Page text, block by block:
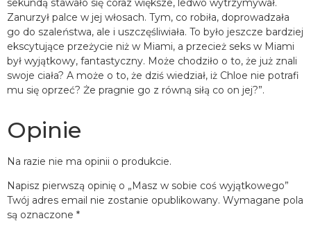
sekundą stawało się coraz większe, ledwo wytrzymywał.
Zanurzył palce w jej włosach. Tym, co robiła, doprowadzała
go do szaleństwa, ale i uszczęśliwiała. To było jeszcze bardziej
ekscytujące przeżycie niż w Miami, a przecież seks w Miami
był wyjątkowy, fantastyczny. Może chodziło o to, że już znali
swoje ciała? A może o to, że dziś wiedział, iż Chloe nie potrafi
mu się oprzeć? Że pragnie go z równą siłą co on jej?”.
Opinie
Na razie nie ma opinii o produkcie.
Napisz pierwszą opinię o „Masz w sobie coś wyjątkowego”
Twój adres email nie zostanie opublikowany. Wymagane pola
są oznaczone *